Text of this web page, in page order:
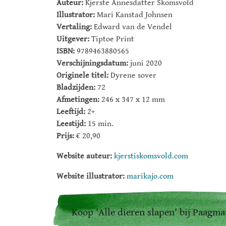
Auteur: Kjerste Annesdatter Skomsvold
Illustrator: Mari Kanstad Johnsen
Vertaling: Edward van de Vendel
Uitgever: Tiptoe Print
ISBN: 9789463880565
Verschijningsdatum: juni 2020
Originele titel: Dyrene sover
Bladzijden: 72
Afmetingen: 246 x 347 x 12 mm
Leeftijd: 2+
Leestijd: 15 min.
Prijs: € 20,90
Website auteur: kjerstiskomsvold.com
Website illustrator: marikajo.com
Koop 'Alle dieren slapen' bij